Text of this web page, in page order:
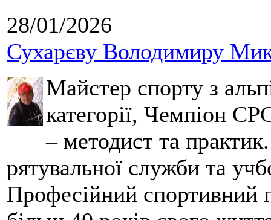
28/01/2026
Сухарєву Володимиру
Майстер спорту з
категорії, Чемпіон
– методист та
рятувальної служби та
Професійний спортивний